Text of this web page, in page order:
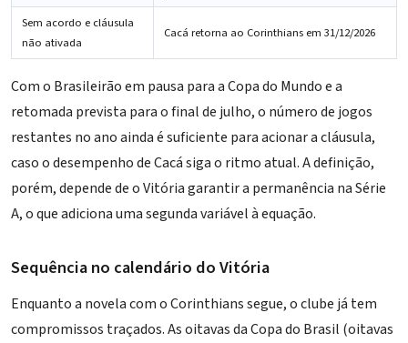
Sem acordo e cláusula
não ativada
Cacá retorna ao Corinthians em 31/12/2026
Com o Brasileirão em pausa para a Copa do Mundo e a
retomada prevista para o final de julho, o número de jogos
restantes no ano ainda é suficiente para acionar a cláusula,
caso o desempenho de Cacá siga o ritmo atual. A definição,
porém, depende de o Vitória garantir a permanência na Série
A, o que adiciona uma segunda variável à equação.
Sequência no calendário do Vitória
Enquanto a novela com o Corinthians segue, o clube já tem
compromissos traçados. As oitavas daCopa do Brasil (oitavas